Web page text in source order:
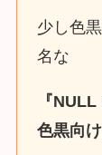
少し色
名な
『
色黒向け